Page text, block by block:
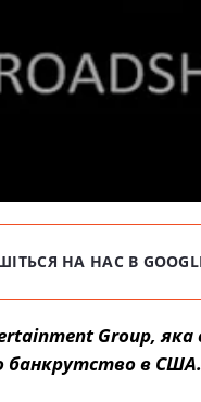
НА НАС В
Group,
банкрутство в США.